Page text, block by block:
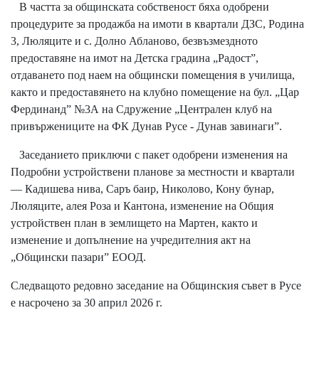
В частта за общинската собственост бяха одобрени
процедурите за продажба на имоти в квартали ДЗС, Родина
3, Люляците и с. Долно Абланово, безвъзмездното
предоставяне на имот на Детска градина „Радост”,
отдаването под наем на общински помещения в училища,
както и предоставянето на клубно помещение на бул. „Цар
Фердинанд” №3А на Сдружение „Централен клуб на
привържениците на ФК Дунав Русе - Дунав завинаги”.
Заседанието приключи с пакет одобрени изменения на
Подробни устройствени планове за местности и квартали
— Кадишева нива, Саръ баир, Николово, Кону бунар,
Люляците, алея Роза и Кантона, изменение на Общия
устройствен план в землището на Мартен, както и
изменение и допълнение на учредителния акт на
„Общински пазари” ЕООД.
Следващото редовно заседание на Общинския съвет в Русе
е насрочено за 30 април 2026 г.